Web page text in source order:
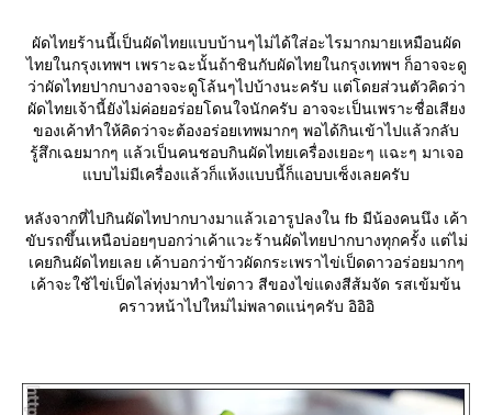
ผัดไทยร้านนี้เป็นผัดไทยแบบบ้านๆไม่ได้ใส่อะไรมากมายเหมือนผัด
ไทยในกรุงเทพฯ เพราะฉะนั้นถ้าชินกับผัดไทยในกรุงเทพฯ ก็อาจจะดู
ว่าผัดไทยปากบางอาจจะดูโล้นๆไปบ้างนะครับ แต่โดยส่วนตัวคิดว่า
ผัดไทยเจ้านี้ยังไม่ค่อยอร่อยโดนใจนักครับ อาจจะเป็นเพราะชื่อเสียง
ของเค้าทำให้คิดว่าจะต้องอร่อยเทพมากๆ พอได้กินเข้าไปแล้วกลับ
รู้สึกเฉยมากๆ แล้วเป็นคนชอบกินผัดไทยเครื่องเยอะๆ แฉะๆ มาเจอ
บบไม่มีเครื่องแล้วก็แห้งแบบนี้ก็แอบบเซ็งเลยครับ
หลังจากที่ไปกินผัดไทปากบางมาแล้วเอารูปลงใน fb มีน้องคนนึง เค้า
ขับรถขึ้นเหนือบ่อยๆบอกว่าเค้าแวะร้านผัดไทยปากบางทุกครั้ง แต่ไม่
เคยกินผัดไทยเลย เค้าบอกว่าข้าวผัดกระเพราไข่เป็ดดาวอร่อยมากๆ
เค้าจะใช้ไข่เป็ดไล่ทุ่งมาทำไข่ดาว สีของไข่แดงสีส้มจัด รสเข้มข้น
คราวหน้าไปใหม่ไม่พลาดแน่ๆครับ อิอิอิ